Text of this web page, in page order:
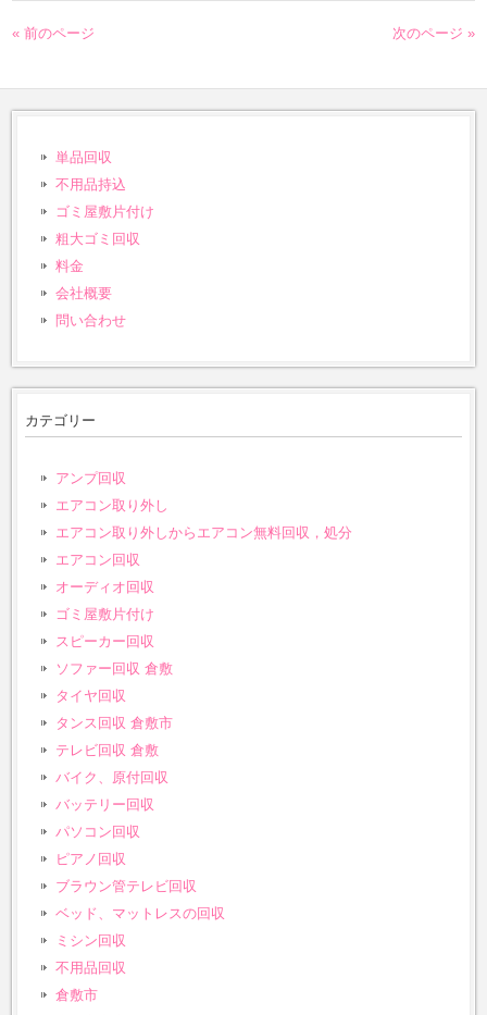
« 前のページ 次のページ »
単品回収
不用品持込
ゴミ屋敷片付け
粗大ゴミ回収
料金
会社概要
問い合わせ
カテゴリー
アンプ回収
エアコン取り外し
エアコン取り外しからエアコン無料回収，処分
エアコン回収
オーディオ回収
ゴミ屋敷片付け
スピーカー回収
ソファー回収 倉敷
タイヤ回収
タンス回収 倉敷市
テレビ回収 倉敷
バイク、原付回収
バッテリー回収
パソコン回収
ピアノ回収
ブラウン管テレビ回収
ベッド、マットレスの回収
ミシン回収
不用品回収
倉敷市